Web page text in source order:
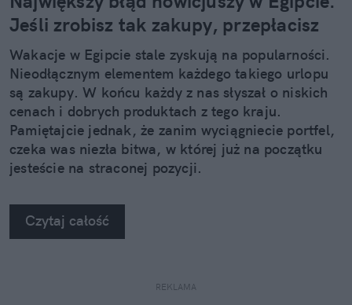
Jeśli zrobisz tak zakupy, przepłacisz
Wakacje w Egipcie stale zyskują na popularności.
Nieodłącznym elementem każdego takiego urlopu
są zakupy. W końcu każdy z nas słyszał o niskich
cenach i dobrych produktach z tego kraju.
Pamiętajcie jednak, że zanim wyciągniecie portfel,
czeka was niezła bitwa, w której już na początku
jesteście na straconej pozycji.
Czytaj całość
REKLAMA